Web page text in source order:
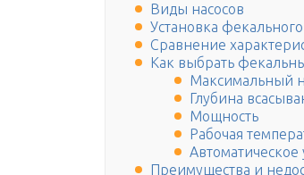
Виды насосов
Установка
Сравнение
Как выбрать
Максимальный
Глубина
Мощность
Рабочая
Преимущества и